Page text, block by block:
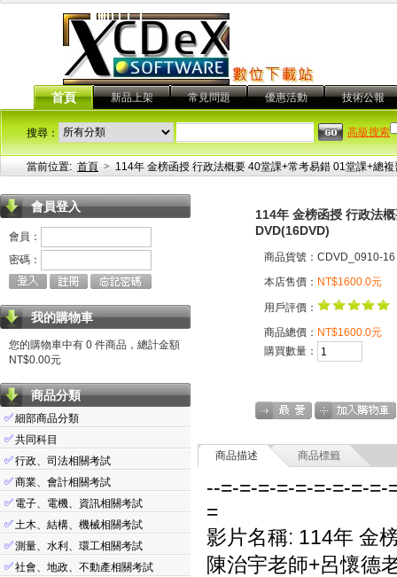
首頁 新品上架 常見問題 優惠活動 技術公報
搜尋： 高級搜索
當前位置: 首頁 > 114年 金榜函授 行政法概要 40堂課+常考易錯 01堂課+總
會員登入
會員：
密碼：
我的購物車
您的購物車中有 0 件商品，總計金額
NT$0.00元
商品分類
✅細部商品分類
✅共同科目
✅行政、司法相關考試
✅商業、會計相關考試
✅ 電子、電機、資訊相關考試
✅土木、結構、機械相關考試
✅測量、水利、環工相關考試
✅社會、地政、不動產相關考試
114年 金榜函授 行政法
DVD(16DVD)
商品貨號：CDVD_0910-16
本店售價： NT$1600.0元
用戶評價：
商品總價： NT$1600.0元
購買數量：
商品描述 商品標籤
--=-=-=-=-=-=-=-=-=-
=
影片名稱: 114年 金
陳治宇老師+呂懷德